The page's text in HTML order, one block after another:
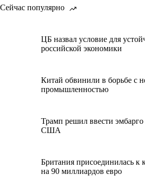
Сейчас популярно
ЦБ назвал условие для
российской экономики
Китай обвинили в борьбе с
промышленностью
Трамп решил ввести
США
Британия присоединилась к
на 90 миллиардов евро